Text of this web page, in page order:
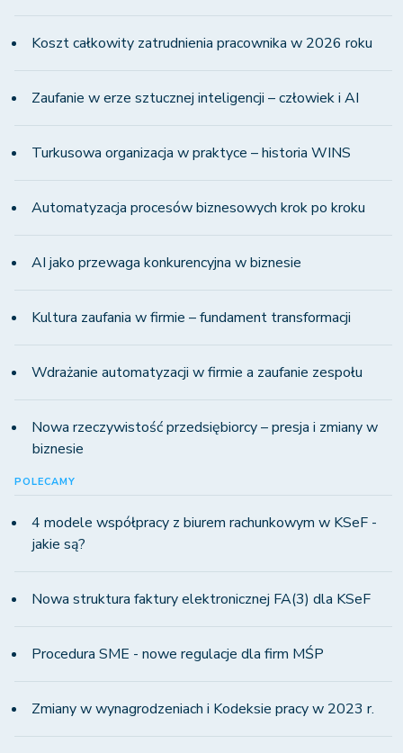
Koszt całkowity zatrudnienia pracownika w 2026 roku
Zaufanie w erze sztucznej inteligencji – człowiek i AI
Turkusowa organizacja w praktyce – historia WINS
Automatyzacja procesów biznesowych krok po kroku
AI jako przewaga konkurencyjna w biznesie
Kultura zaufania w firmie – fundament transformacji
Wdrażanie automatyzacji w firmie a zaufanie zespołu
Nowa rzeczywistość przedsiębiorcy – presja i zmiany w
biznesie
POLECAMY
4 modele współpracy z biurem rachunkowym w KSeF -
jakie są?
Nowa struktura faktury elektronicznej FA(3) dla KSeF
Procedura SME - nowe regulacje dla firm MŚP
Zmiany w wynagrodzeniach i Kodeksie pracy w 2023 r.